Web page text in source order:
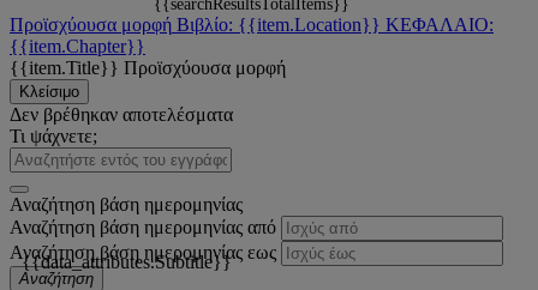
{{searchResultsTotalItems}}
Προϊσχύουσα μορφή Βιβλίο: {{item.Location}} ΚΕΦΑΛΑΙΟ:
{{item.Chapter}}
{{item.Title}} Προϊσχύουσα μορφή
Κλείσιμο
Δεν βρέθηκαν αποτελέσματα
Τι ψάχνετε;
Αναζήτηση βάση ημερομηνίας
Αναζήτηση βάση ημερομηνίας από
Αναζήτηση βάση ημερομηνίας εως
Αναζήτηση
{{data_attributes.Subtitle}}